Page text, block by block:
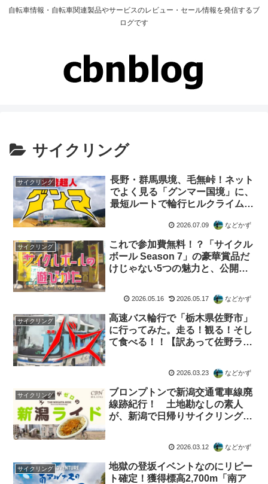
自転車情報・自転車関連製品やサービスのレビュー・セール情報を発信するブ
ログです
サイクリング
サイクリング
長野・群馬県境、毛無峠！ネット
でよく見る「グンマー国境」に、
最短ルートで輪行ヒルクライムせ
2026.07.09 などかず
サイクリング
これで参加費無料！？「サイクル
ボール Season 7」の豪華賞品だ
けじゃない5つの魅力と、公開さ
2026.05.16 2026.05.17 などかず
サイクリング
高速バス輪行で「栃木県佐野市」
に行ってみた。走る！観る！そし
て食べる！！【訳あって佐野ラー
2026.03.23 などかず
サイクリング
ブロンプトンで新潟交通電車線廃
線跡紀行！ 土地勘なしの素人
が、新潟で日帰りサイクリングし
2026.03.12 などかず
サイクリング
地獄の登坂イベントなのにリピー
ト確定！獲得標高2,700m「南ア